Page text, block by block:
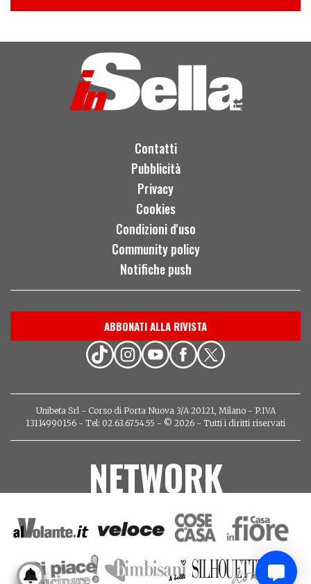
Contatti
Pubblicità
Privacy
Cookies
Condizioni d'uso
Community policy
Notifiche push
ABBONATI ALLA RIVISTA
Unibeta Srl - Corso di Porta Nuova 3/A 20121, Milano - P.IVA
13114990156 - Tel: 02.63.67.54.55 - © 2026 - Tutti i diritti riservati
NETWORK